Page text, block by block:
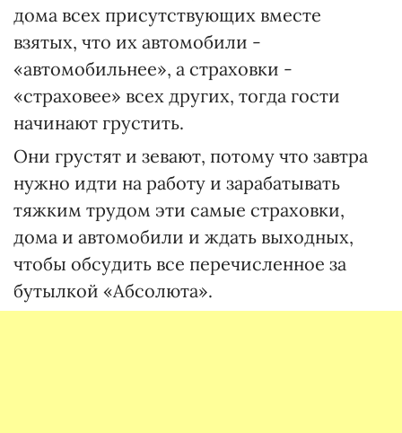
дома всех присутствующих вместе
взятых, что их автомобили -
«автомобильнее», а страховки -
«страховее» всех других, тогда гости
начинают грустить.
Они грустят и зевают, потому что завтра
нужно идти на работу и зарабатывать
тяжким трудом эти самые страховки,
дома и автомобили и ждать выходных,
чтобы обсудить все перечисленное за
бутылкой «Абсолюта».